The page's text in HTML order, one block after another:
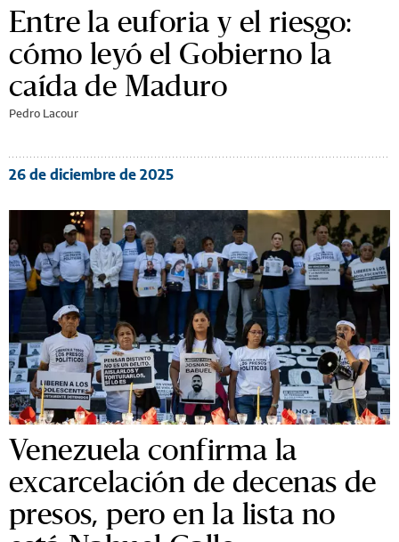
Entre la euforia y el riesgo:
cómo leyó el Gobierno la
caída de Maduro
Pedro Lacour
26 de diciembre de 2025
Venezuela confirma la
excarcelación de decenas de
presos, pero en la lista no